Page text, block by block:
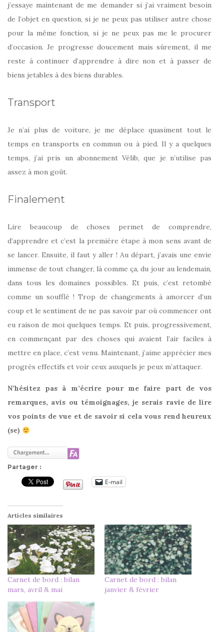
j’essaye maintenant de me demander si j’ai vraiment besoin
de l’objet en question, si je ne peux pas utiliser autre chose
pour la même fonction, si je ne peux pas me le procurer
d’occasion. Je progresse doucement mais sûrement, il me
reste à continuer d’apprendre à dire non et à passer de
biens jetables à des biens durables.
Transport
Je n’ai plus de voiture, je me déplace quasiment tout le
temps en transports en commun ou à pied. Il y a quelques
temps, j’ai pris un abonnement Vélib, que je n’utilise pas
assez à mon goût.
Finalement
Lire beaucoup de choses permet de comprendre,
d’apprendre et c’est la première étape à mon sens avant de
se lancer. Ensuite, il faut y aller ! Au départ, j’avais une envie
immense de tout changer, là comme ça, du jour au lendemain,
dans tous les domaines possibles. Et puis, c’est retombé
comme un soufflé ! Trop de changements à amorcer d’un
coup et le sentiment de ne pas savoir par où commencer ont
eu raison de moi quelques temps. Et puis, progressivement,
en commençant par des choses qui avaient l’air faciles à
mettre en place, c’est venu. Maintenant, j’aime apprécier mes
progrès effectifs et voir ceux auxquels je peux m’attaquer.
N’hésitez pas à m’écrire pour me faire part de vos
remarques, avis ou témoignages, je serais ravie de lire
vos points de vue et de savoir si cela vous rend heureux
(se)
Partager :
E-mail
Articles similaires
Carnet de bord : bilan
mars, avril & mai
Carnet de bord : bilan
janvier & février